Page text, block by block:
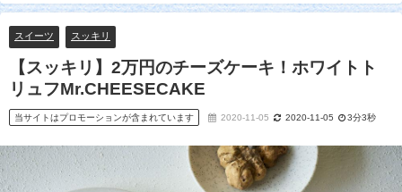
Mr.CHEESECAKE
スイーツ スッキリ
【スッキリ】2万円のチーズケーキ！ホワイトト
リュフMr.CHEESECAKE
当サイトはプロモーションが含まれています 2020-11-05 2020-11-05 3分3秒